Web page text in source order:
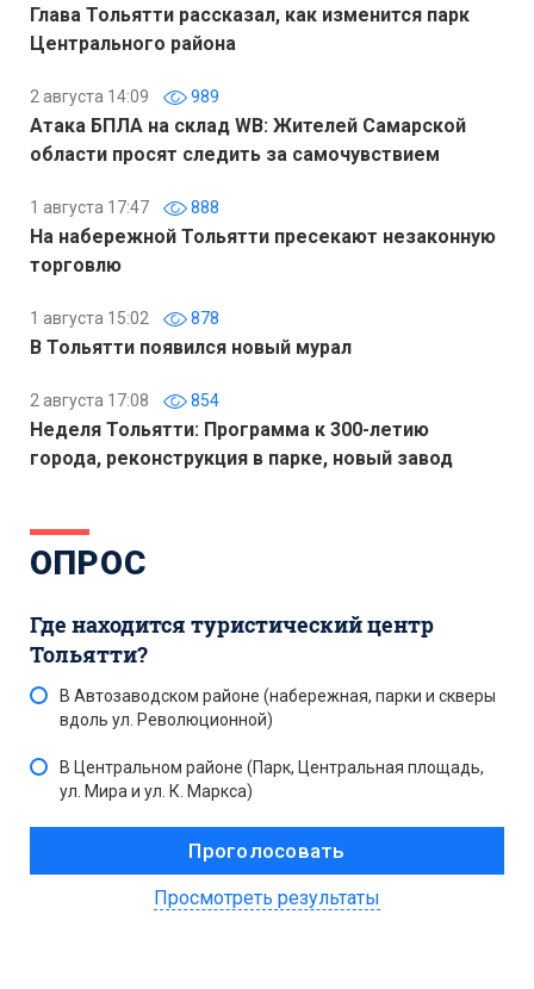
Глава Тольятти рассказал, как изменится парк
Центрального района
2 августа 14:09 989
Атака БПЛА на склад WB: Жителей Самарской
области просят следить за самочувствием
1 августа 17:47 888
На набережной Тольятти пресекают незаконную
торговлю
1 августа 15:02 878
В Тольятти появился новый мурал
2 августа 17:08 854
Неделя Тольятти: Программа к 300-летию
города, реконструкция в парке, новый завод
ОПРОС
Где находится туристический центр
Тольятти?
В Автозаводском районе (набережная, парки и скверы
вдоль ул. Революционной)
В Центральном районе (Парк, Центральная площадь,
ул. Мира и ул. К. Маркса)
Просмотреть результаты